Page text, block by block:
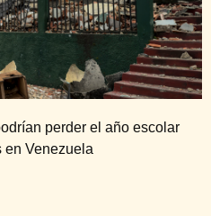
perder el año escolar
en Venezuela